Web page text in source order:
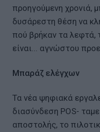
προηγούμενη χρονιά,
δυσάρεστη θέση να
πού βρήκαν τα λεφτά,
είναι... αγνώστου
Μπαράζ ελέγχων
Τα νέα ψηφιακά
διασύνδεση POS-
αποστολής, το